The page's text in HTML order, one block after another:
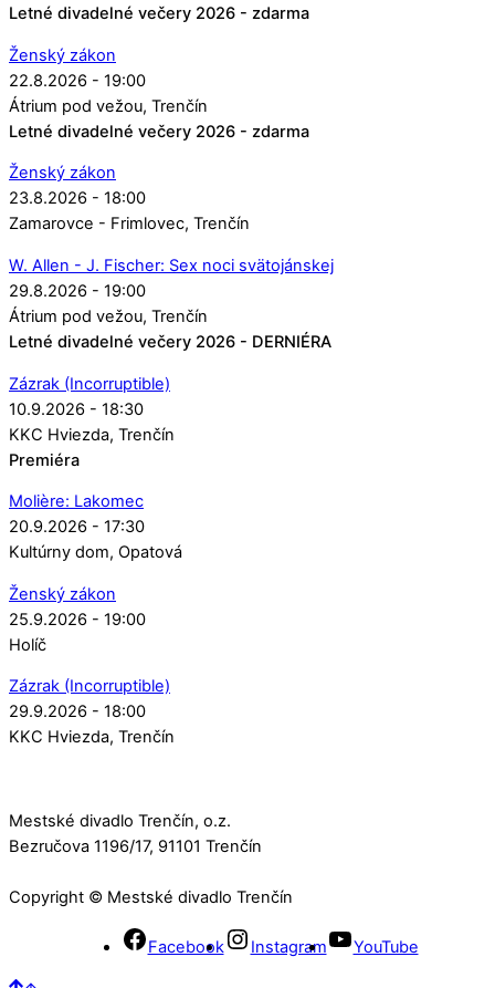
Letné divadelné večery 2026 - zdarma
Ženský zákon
22.8.2026 - 19:00
Átrium pod vežou Trenčín
Letné divadelné večery 2026 - zdarma
Ženský zákon
23.8.2026 - 18:00
Zamarovce - Frimlovec Trenčín
W. Allen - J. Fischer: Sex noci svätojánskej
29.8.2026 - 19:00
Átrium pod vežou Trenčín
Letné divadelné večery 2026 - DERNIÉRA
Zázrak (Incorruptible)
10.9.2026 - 18:30
KKC Hviezda Trenčín
Premiéra
Molière: Lakomec
20.9.2026 - 17:30
Kultúrny dom Opatová
Ženský zákon
25.9.2026 - 19:00
Holíč
Zázrak (Incorruptible)
29.9.2026 - 18:00
KKC Hviezda Trenčín
Mestské divadlo Trenčín, o.z.
Bezručova 1196/17, 91101 Trenčín
Copyright © Mestské divadlo Trenčín
Facebook Instagram YouTube